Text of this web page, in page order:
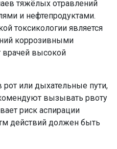
тяжёлых отравлений
и нефтепродуктами.
токсикологии является
коррозивными
врачей высокой
или дыхательные пути,
вызывать рвоту
риск аспирации
действий должен быть